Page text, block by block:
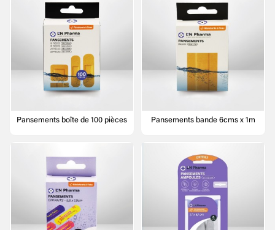
Pansements boîte de 100 pièces Pansements bande 6cms x 1m